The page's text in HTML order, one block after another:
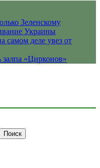
Зеленскому
Украины
самом деле увез от
«Цирконов»